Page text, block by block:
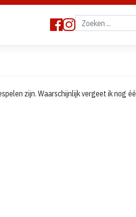
zijn. Waarschijnlijk vergeet ik nog